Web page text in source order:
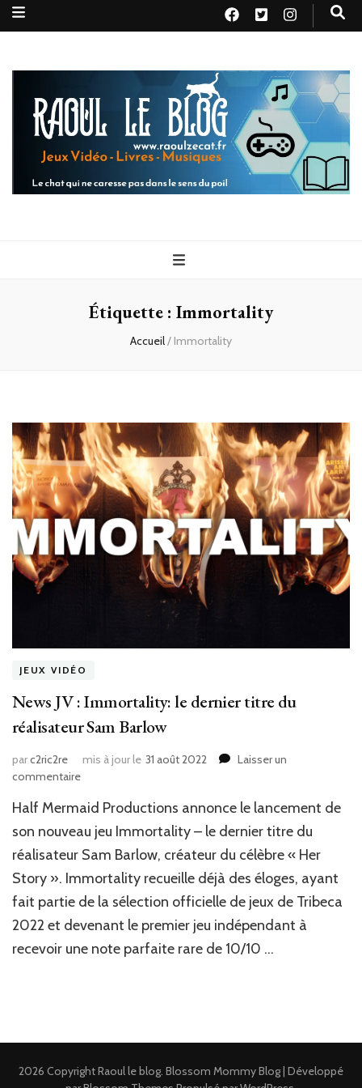
Raoul le
blog
Étiquette : Immortality
Accueil/ Immortality
JEUX VIDÉO
News JV : Immortality: le dernier titre du
réalisateur Sam Barlow
parc2ric2re mis à jour le 31 août 2022
Laisser un
commentairesur
JV
:
Immortality:
le
dernier
titre
du
réalisateur
Sam
‎Half Mermaid Productions annonce le lancement de
son nouveau jeu Immortality – le dernier titre du
réalisateur Sam Barlow, créateur du célèbre « Her
Story ». Immortality recueille déjà des éloges, ayant
fait partie de la sélection officielle de jeux de Tribeca
2022 et devenant le premier jeu indépendant à
recevoir une note parfaite rare de 10/10 …
2026 CopyrightRaoul le blog Blossom Mommy Blog | Développé